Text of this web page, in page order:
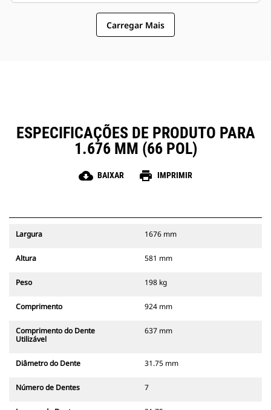
Carregar Mais
ESPECIFICAÇÕES DE PRODUTO PARA
1.676 MM (66 POL)
cloud_download BAIXAR print IMPRIMIR
Largura 1676 mm
Altura 581 mm
Peso 198 kg
Comprimento 924 mm
Comprimento do Dente
Utilizável
637 mm
Diâmetro do Dente 31.75 mm
Número de Dentes 7